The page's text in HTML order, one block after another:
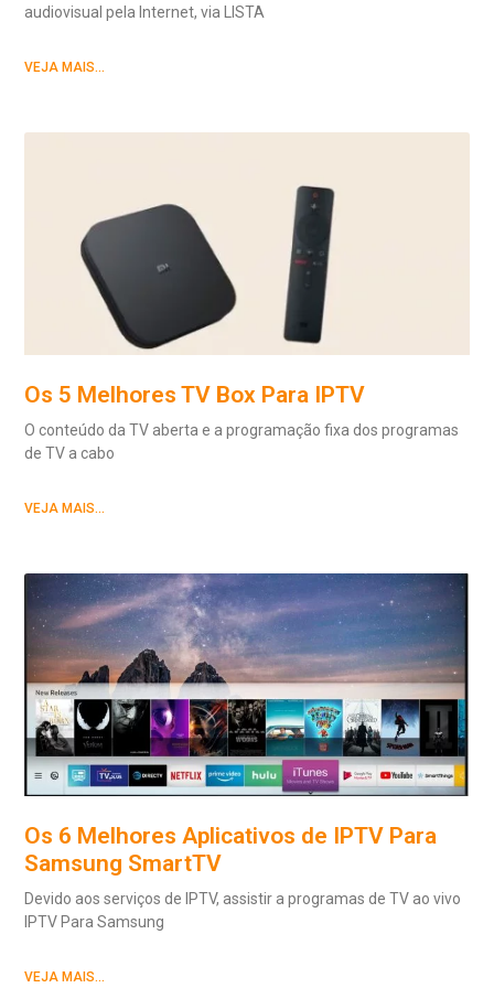
audiovisual pela Internet, via LISTA
VEJA MAIS...
Os 5 Melhores TV Box Para IPTV
O conteúdo da TV aberta e a programação fixa dos programas
de TV a cabo
VEJA MAIS...
Os 6 Melhores Aplicativos de IPTV Para
Samsung SmartTV
Devido aos serviços de IPTV, assistir a programas de TV ao vivo
IPTV Para Samsung
VEJA MAIS...